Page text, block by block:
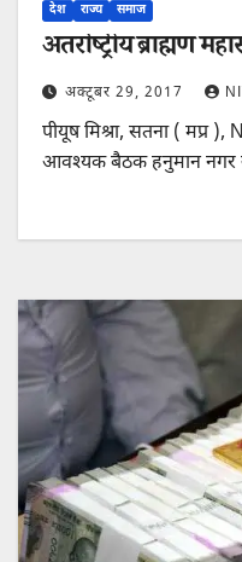
देश राज्य समाज
अंतर्राष्ट्रीय ब्राह्मण
अक्टूबर 29, 2017
पीयूष मिश्रा, सतना ( मप्र ),
आवश्यक बैठक हनुमान नगर